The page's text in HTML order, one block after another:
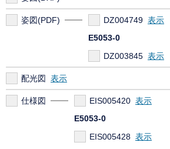
姿図(PDF)
DZ004749
E5053-0
DZ003845
配光図
仕様図
EIS005420
E5053-0
EIS005428